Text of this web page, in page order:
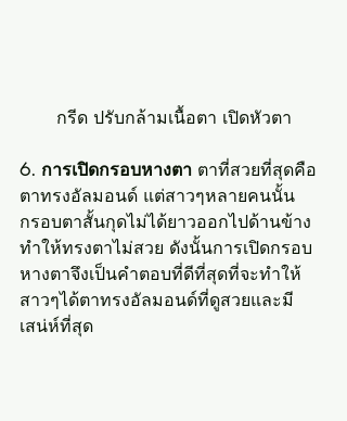
กรีด ปรับกล้ามเนื้อตา เปิดหัวตา
6. การเปิดกรอบหางตา ตาที่สวยที่สุดคือ
ตาทรงอัลมอนด์ แต่สาวๆหลายคนนั้น
กรอบตาสั้นกุดไม่ได้ยาวออกไปด้านข้าง
ทำให้ทรงตาไม่สวย ดังนั้นการเปิดกรอบ
หางตาจึงเป็นคำตอบที่ดีที่สุดที่จะทำให้
สาวๆได้ตาทรงอัลมอนด์ที่ดูสวยและมี
เสน่ห์ที่สุด